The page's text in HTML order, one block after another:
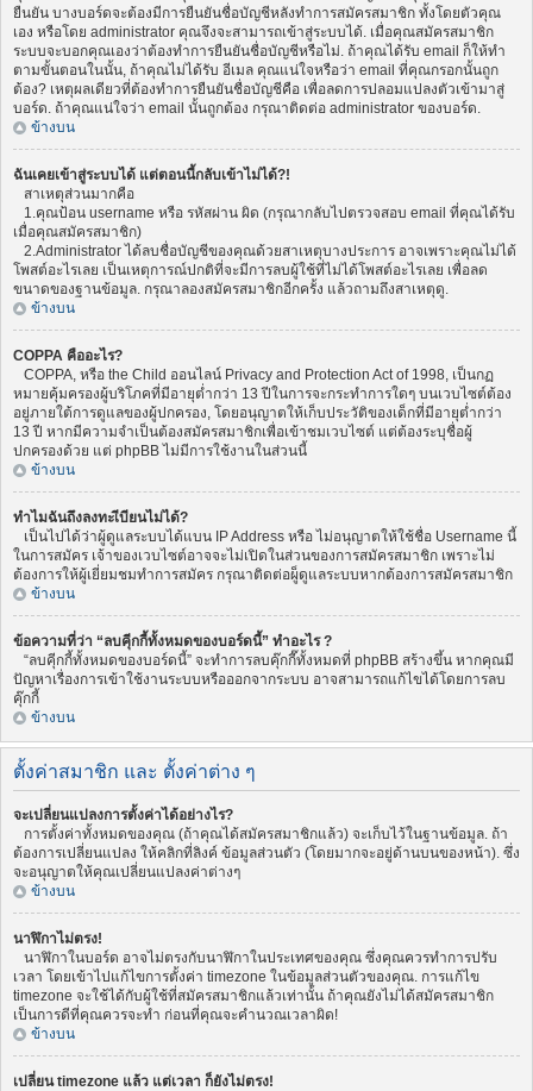
ยืนยัน บางบอร์ดจะต้องมีการยืนยันชื่อบัญชีหลังทำการสมัครสมาชิก ทั้งโดยตัวคุณ
เอง หรือโดย administrator คุณจึงจะสามารถเข้าสู่ระบบได้. เมื่อคุณสมัครสมาชิก
ระบบจะบอกคุณเองว่าต้องทำการยืนยันชื่อบัญชีหรือไม่. ถ้าคุณได้รับ email ก็ให้ทำ
ตามขั้นตอนในนั้น, ถ้าคุณไม่ได้รับ อีเมล คุณแน่ใจหรือว่า email ที่คุณกรอกนั้นถูก
ต้อง? เหตุผลเดียวที่ต้องทำการยืนยันชื่อบัญชีคือ เพื่อลดการปลอมแปลงตัวเข้ามาสู่
บอร์ด. ถ้าคุณแน่ใจว่า email นั้นถูกต้อง กรุณาติดต่อ administrator ของบอร์ด.
ข้างบน
ฉันเคยเข้าสู่ระบบได้ แต่ตอนนี้กลับเข้าไม่ได้?!
สาเหตุส่วนมากคือ
1.คุณป้อน username หรือ รหัสผ่าน ผิด (กรุณากลับไปตรวจสอบ email ที่คุณได้รับ
เมื่อคุณสมัครสมาชิก)
2.Administrator ได้ลบชื่อบัญชีของคุณด้วยสาเหตุบางประการ อาจเพราะคุณไม่ได้
โพสต์อะไรเลย เป็นเหตุการณ์ปกติที่จะมีการลบผู้ใช้ที่ไม่ได้โพสต์อะไรเลย เพื่อลด
ขนาดของฐานข้อมูล. กรุณาลองสมัครสมาชิกอีกครั้ง แล้วถามถึงสาเหตุดู.
ข้างบน
COPPA คืออะไร?
COPPA, หรือ the Child ออนไลน์ Privacy and Protection Act of 1998, เป็นกฏ
หมายคุ้มครองผู้บริโภคที่มีอายุต่ำกว่า 13 ปีในการจะกระทำการใดๆ บนเวบไซต์ต้อง
อยู่ภายใต้การดูแลของผู้ปกครอง, โดยอนุญาตให้เก็บประวัติของเด็กที่มีอายุต่ำกว่า
13 ปี หากมีความจำเป็นต้องสมัครสมาชิกเพื่อเข้าชมเวบไซต์ แต่ต้องระบุชื่อผู้
ปกครองด้วย แต่ phpBB ไม่มีการใช้งานในส่วนนี้
ข้างบน
ทำไมฉันถึงลงทะเีบียนไม่ได้?
เป็นไปได้ว่าผู้ดูแลระบบได้แบน IP Address หรือ ไม่อนุญาตให้ใช้ชื่อ Username นี้
ในการสมัคร เจ้าของเวบไซต์อาจจะไม่เปิดในส่วนของการสมัครสมาชิก เพราะไม่
ต้องการให้ผู้เยี่ยมชมทำการสมัคร กรุณาติดต่อผู็ดูแลระบบหากต้องการสมัครสมาชิก
ข้างบน
ข้อความที่ว่า “ลบคุีกกี้ทั้งหมดของบอร์ดนี้” ทำอะไร ?
“ลบคุีกกี้ทั้งหมดของบอร์ดนี้” จะทำการลบคุ๊กกี๊ทั้งหมดที่ phpBB สร้างขึ้น หากคุณมี
ปัญหาเรื่องการเข้าใช้งานระบบหรือออกจากระบบ อาจสามารถแก้ไขได้โดยการลบ
คุ๊กกี้
ข้างบน
ตั้งค่าสมาชิก และ ตั้งค่าต่าง ๆ
จะเปลี่ยนแปลงการตั้งค่าได้อย่างไร?
การตั้งค่าทั้งหมดของคุณ (ถ้าคุณได้สมัครสมาชิกแล้ว) จะเก็บไว้ในฐานข้อมูล. ถ้า
ต้องการเปลี่ยนแปลง ให้คลิกที่ลิงค์ ข้อมูลส่วนตัว (โดยมากจะอยู่ด้านบนของหน้า). ซึ่ง
จะอนุญาตให้คุณเปลี่ยนแปลงค่าต่างๆ
ข้างบน
นาฬิกาไม่ตรง!
นาฬิกาในบอร์ด อาจไม่ตรงกับนาฬิกาในประเทศของคุณ ซึ่งคุณควรทำการปรับ
เวลา โดยเข้าไปแก้ไขการตั้งค่า timezone ในข้อมูลส่วนตัวของคุณ. การแก้ไข
timezone จะใช้ได้กับผู้ใช้ที่สมัครสมาชิกแล้วเท่านั้น ถ้าคุณยังไม่ได้สมัครสมาชิก
เป็นการดีที่คุณควรจะทำ ก่อนที่คุณจะคำนวณเวลาผิด!
ข้างบน
เปลี่ยน timezone แล้ว แต่เวลา ก็ยังไม่ตรง!